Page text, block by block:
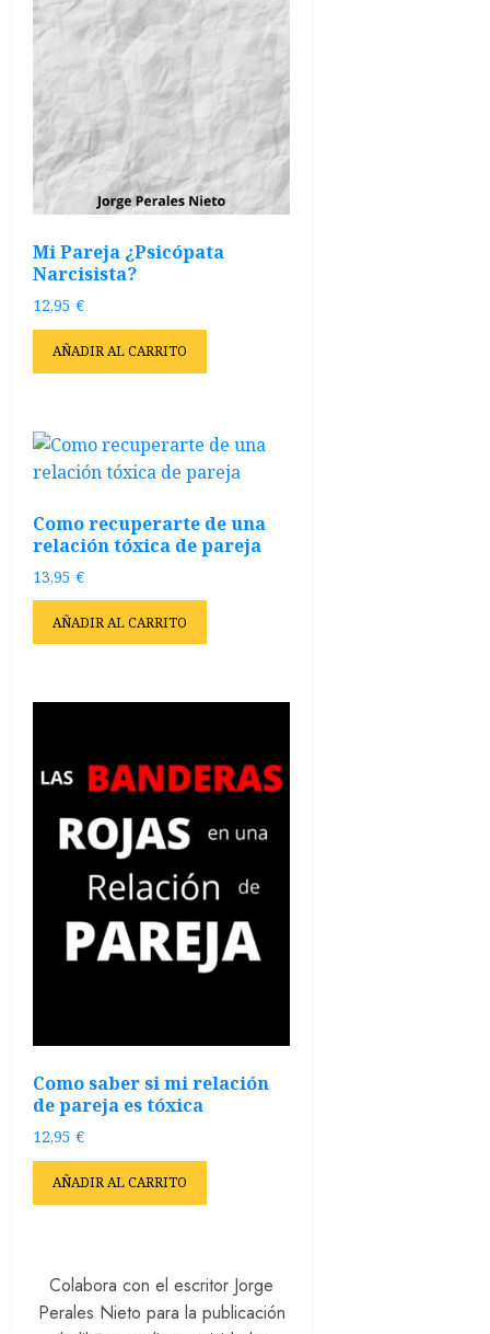
Mi Pareja ¿Psicópata
Narcisista?
12,95 €
AÑADIR AL CARRITO
Como recuperarte de una
relación tóxica de pareja
13,95 €
AÑADIR AL CARRITO
Como saber si mi relación
de pareja es tóxica
12,95 €
AÑADIR AL CARRITO
Colabora con el escritor Jorge
Perales Nieto para la publicación